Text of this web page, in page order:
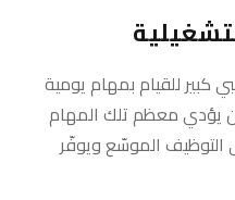
كبير للقيام بمهام يومية
يؤدي معظم تلك المهام
التوظيف الموسّع ويوفّر